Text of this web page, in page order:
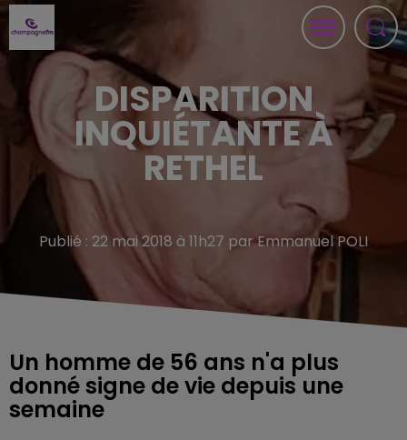
DISPARITION
INQUIÉTANTE À
RETHEL
Publié : 22 mai 2018 à 11h27 par Emmanuel POLI
Un homme de 56 ans n'a plus
donné signe de vie depuis une
semaine